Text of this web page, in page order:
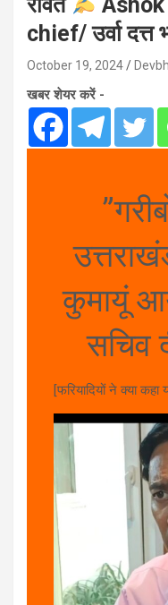
chief/ उर्वा दत्त
October 19, 2024
खबर शेयर करें -
कुमायूं
सचिव
[फरियादियों ने क्या कहा